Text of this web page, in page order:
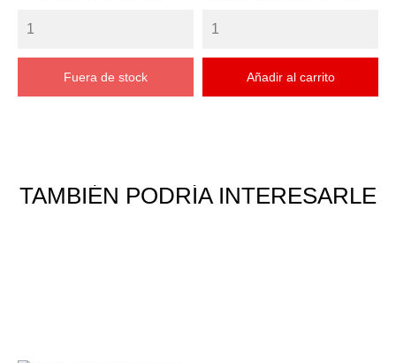
Fuera de stock Añadir al carrito
TAMBIÉN PODRÍA INTERESARLE